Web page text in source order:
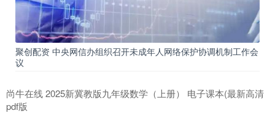
聚创配资 中央网信办组织召开未成年人网络保护协调机制工作会
议
尚牛在线 2025新冀教版九年级数学（上册） 电子课本(最新高清
pdf版